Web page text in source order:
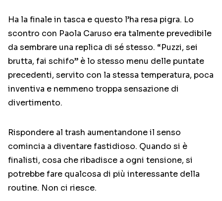
Ha la finale in tasca e questo l’ha resa pigra. Lo
scontro con Paola Caruso era talmente prevedibile
da sembrare una replica di sé stesso. “Puzzi, sei
brutta, fai schifo” è lo stesso menu delle puntate
precedenti, servito con la stessa temperatura, poca
inventiva e nemmeno troppa sensazione di
divertimento.
Rispondere al trash aumentandone il senso
comincia a diventare fastidioso. Quando si è
finalisti, cosa che ribadisce a ogni tensione, si
potrebbe fare qualcosa di più interessante della
routine. Non ci riesce.